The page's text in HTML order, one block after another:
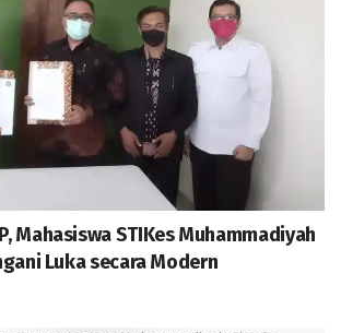
Mahasiswa STIKes Muhammadiyah
Luka secara Modern